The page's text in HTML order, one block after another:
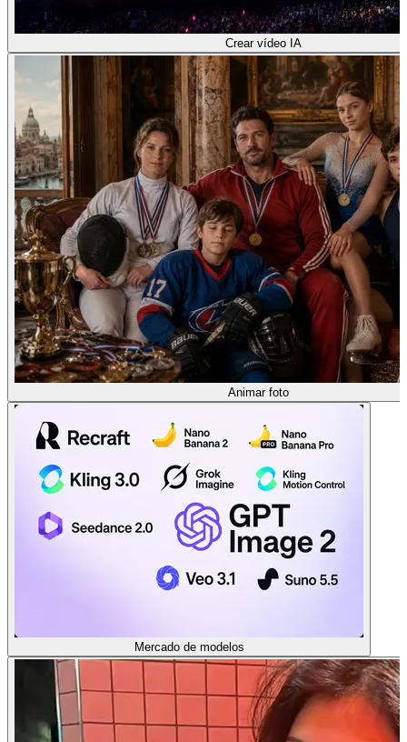
Crear vídeo IA
Animar foto
Mercado de modelos